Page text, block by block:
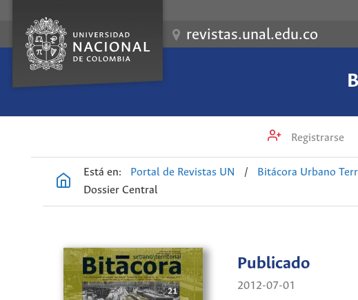
revistas.unal.edu.co
Registrarse
Está en: Portal de Revistas UN / Bitácora Urbano
Dossier Central
Publicado
2012-07-01